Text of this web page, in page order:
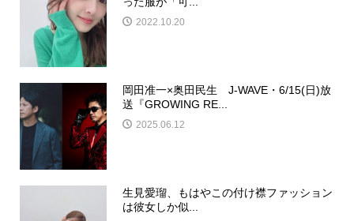
2022.10.20
岡田准一×奥田民生 J-WAVE・6/15(日)放
送『GROWING RE...
2025.06.12
生見愛瑠、もはやこの付け襟ファッション
は彼女しか似...